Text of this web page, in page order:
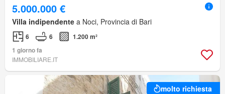
5.000.000 €
Villa indipendente a Noci, Provincia di Bari
6 6
1.200 m²
1 giorno fa
IMMOBILIARE.IT
molto richiesta